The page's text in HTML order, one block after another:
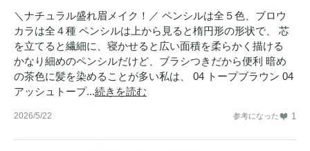
＼ナチュラル盛れ眉メイク！／ ペンシルは全５色、ブロウ
カラは全４種 ペンシルは上から見ると楕円形の形状で、 芯
を立てると繊細に、寝かせると広い面積を柔らかく描ける
かなり細めのペンシルだけど、ブラシつきだから便利 暗め
の茶色に髪を染めることが多い私は、 04 トープブラウン 04
アッシュトープ...続きを読む
2026/5/22 参考になった 1